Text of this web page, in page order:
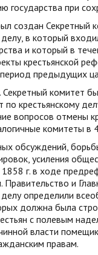
государства при
создан Секретный
делу, в который
и который в
крестьянской
предыдущих
комитет
по крестьянскому
вопросов отмены
комитеты в
обсуждений,
усиления
г. в ходе
Правительство и
делу определили
должна была
с полевым
власти
правам.